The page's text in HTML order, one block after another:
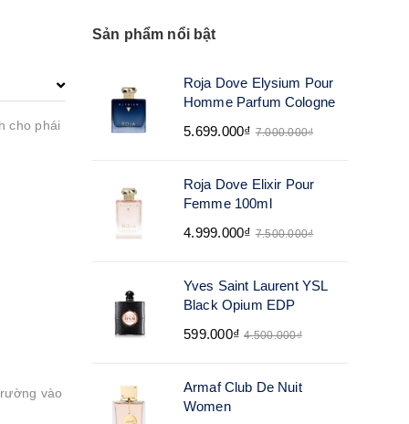
cho phái
vào
Sản phẩm nổi bật
Roja Dove Elysium Pour
Homme Parfum Cologne
5.699.000₫ 7.000.000₫
Roja Dove Elixir Pour
Femme 100ml
4.999.000₫ 7.500.000₫
Yves Saint Laurent YSL
Black Opium EDP
599.000₫ 4.500.000₫
Armaf Club De Nuit
Women